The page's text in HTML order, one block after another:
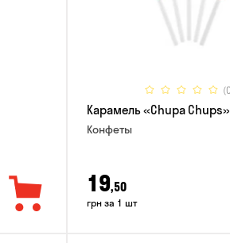
Карамель «Chupa
Конфеты
19,50
грн за 1 шт